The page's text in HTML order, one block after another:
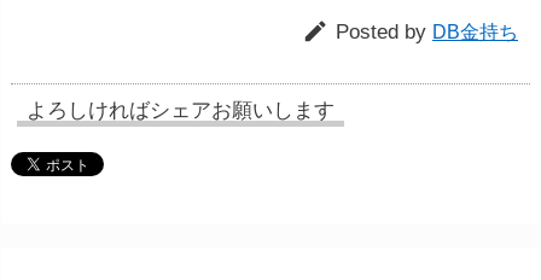
 Posted by DB金持ち
よろしければシェアお願いします